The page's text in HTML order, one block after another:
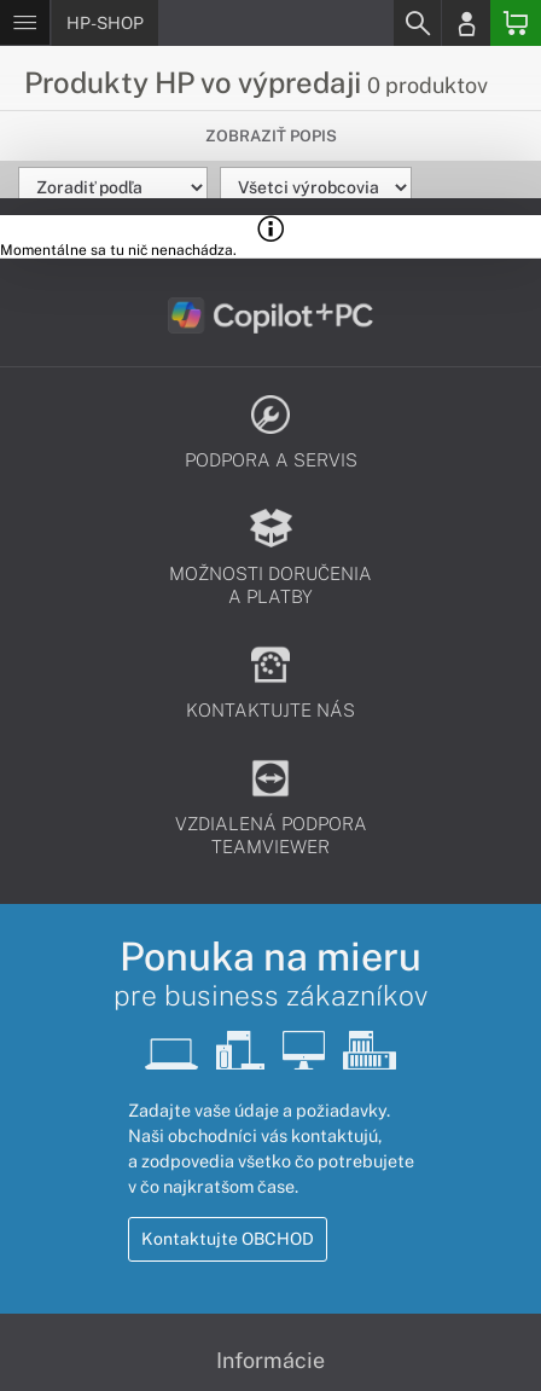
HP-SHOP
Produkty HP vo výpredaji 0 produktov
Nepremeškaj šancu kúpiť
produkty HP za super ceny
Hľadáš produkty HP za skvelé ceny? Máme pre teba
výpredajové produkty HP, predaj platí do vypredania zásob.
ZOBRAZIŤ POPIS
Momentálne sa tu nič nenachádza.
PODPORA A SERVIS
MOŽNOSTI DORUČENIA
A PLATBY
KONTAKTUJTE NÁS
VZDIALENÁ PODPORA
TEAMVIEWER
Ponuka na mieru
pre business zákazníkov
Zadajte vaše údaje a požiadavky.
Naši obchodníci vás kontaktujú,
a zodpovedia všetko čo potrebujete
v čo najkratšom čase.
Kontaktujte OBCHOD
Informácie